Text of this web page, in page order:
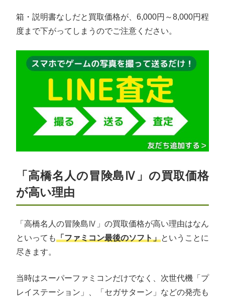
箱・説明書なしだと買取価格が、6,000円～8,000円程
度まで下がってしまうのでご注意ください。
「高橋名人の冒険島Ⅳ」の買取価格
が高い理由
「高橋名人の冒険島Ⅳ」の買取価格が高い理由はなん
といっても「ファミコン最後のソフト」ということに
尽きます。
当時はスーパーファミコンだけでなく、次世代機「プ
レイステーション」、「セガサターン」などの発売も